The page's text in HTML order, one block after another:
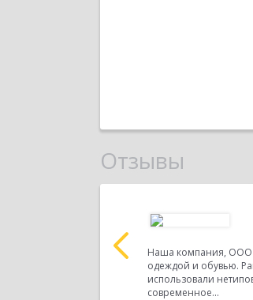
Отзывы
Наша компания, ООО
одеждой и обувью.
использовали
современное...